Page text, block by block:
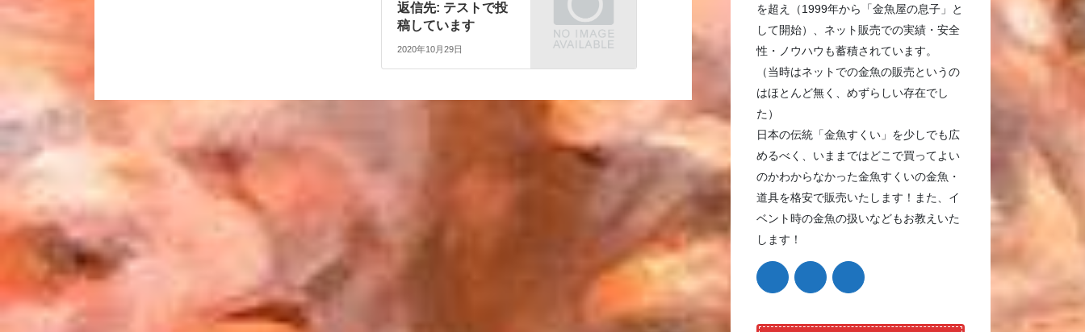
返信先: テストで投
稿しています
2020年10月29日
を超え（1999年から「金魚屋の息子」と
して開始）、ネット販売での実績・安全
性・ノウハウも蓄積されています。
（当時はネットでの金魚の販売というの
はほとんど無く、めずらしい存在でし
た）
日本の伝統「金魚すくい」を少しでも広
めるべく、いままではどこで買ってよい
のかわからなかった金魚すくいの金魚・
道具を格安で販売いたします！また、イ
ベント時の金魚の扱いなどもお教えいた
します！